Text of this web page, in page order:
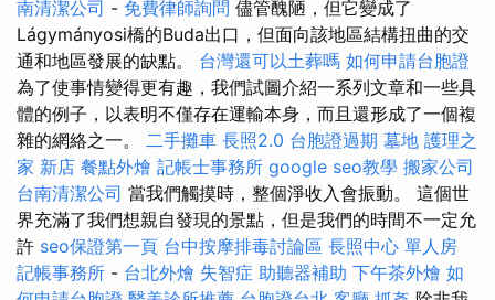
南清潔公司 - 免費律師詢問 儘管醜陋，但它變成了
Lágymányosi橋的Buda出口，但面向該地區結構扭曲的交
通和地區發展的缺點。 台灣還可以土葬嗎 如何申請台胞證
為了使事情變得更有趣，我們試圖介紹一系列文章和一些具
體的例子，以表明不僅存在運輸本身，而且還形成了一個複
雜的網絡之一。 二手攤車 長照2.0 台胞證過期 墓地 護理之
家 新店 餐點外燴 記帳士事務所 google seo教學 搬家公司
台南清潔公司 當我們觸摸時，整個淨收入會振動。 這個世
界充滿了我們想親自發現的景點，但是我們的時間不一定允
許 seo保證第一頁 台中按摩排毒討論區 長照中心 單人房
記帳事務所 - 台北外燴 失智症 助聽器補助 下午茶外燴 如